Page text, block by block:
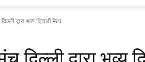
द्वारा भव्य दिवाली मेला